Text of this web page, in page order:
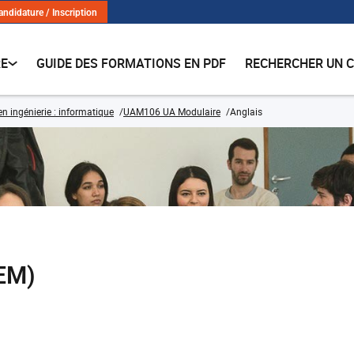
/ Inscription
GUIDE DES FORMATIONS EN PDF RECHERCHER UN
ingénierie : informatique UAM106 UA Modulaire Anglais